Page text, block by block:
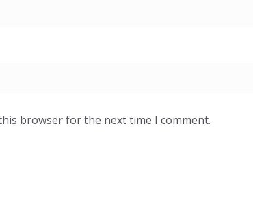
browser for the next time I comment.